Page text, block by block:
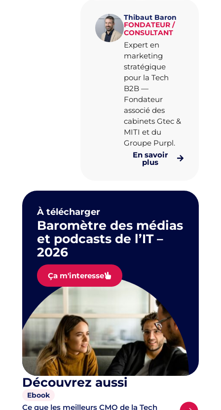
Thibaut Baron
FONDATEUR /
CONSULTANT
Expert en
marketing
stratégique
pour la Tech
B2B —
Fondateur
associé des
cabinets Gtec &
MITI et du
Groupe Purpl.
En savoir
plus
À télécharger
Baromètre des médias
et podcasts de l’IT –
2026
Ça m'interesse
Découvrez aussi
Ebook
Ce que les meilleurs CMO de la Tech